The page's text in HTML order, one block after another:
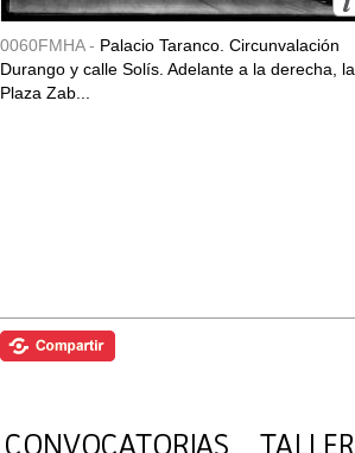
0060FMHA - Palacio Taranco. Circunvalación
Durango y calle Solís. Adelante a la derecha, la
Plaza Zab...